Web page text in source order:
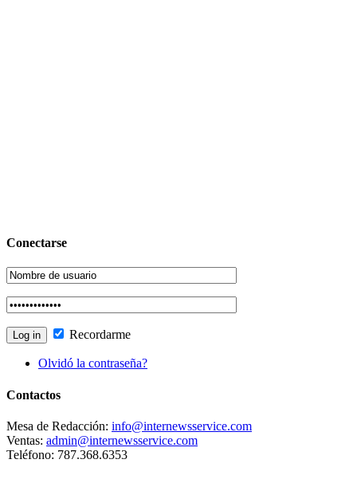
Conectarse
Recordarme
Olvidó la contraseña?
Contactos
Mesa de Redacción: info@internewsservice.com
Ventas: admin@internewsservice.com
Teléfono: 787.368.6353